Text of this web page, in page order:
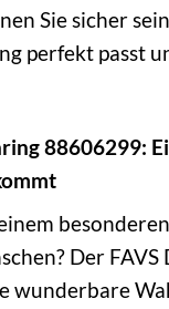
Sie sicher
perfekt passt
88606299:
Der
wunderbare